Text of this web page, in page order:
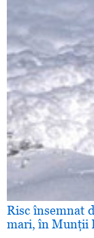
Risc însemnat
mari, în Munţii